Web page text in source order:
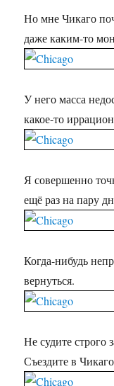
Но мне Чикаго
даже каким-то
У него масса
какое-то
Я совершенно
ещё раз на пару
Когда-нибудь
вернуться.
Не судите строго
Съездите в